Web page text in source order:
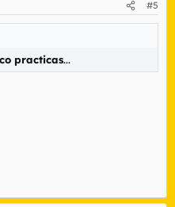
#5
practicas...